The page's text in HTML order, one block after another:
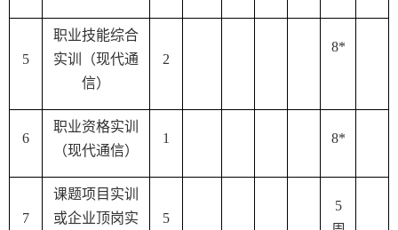
5
职业技能综合
实训（现代通
信）
2
8*
6
职业资格实训
（现代通信）
1 8*
7
课题项目实训
或企业顶岗实
5
5